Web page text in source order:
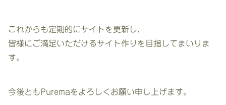
これからも定期的にサイトを更新し、
皆様にご満足いただけるサイト作りを目指してまいりま
す。
今後ともPuremaをよろしくお願い申し上げます。